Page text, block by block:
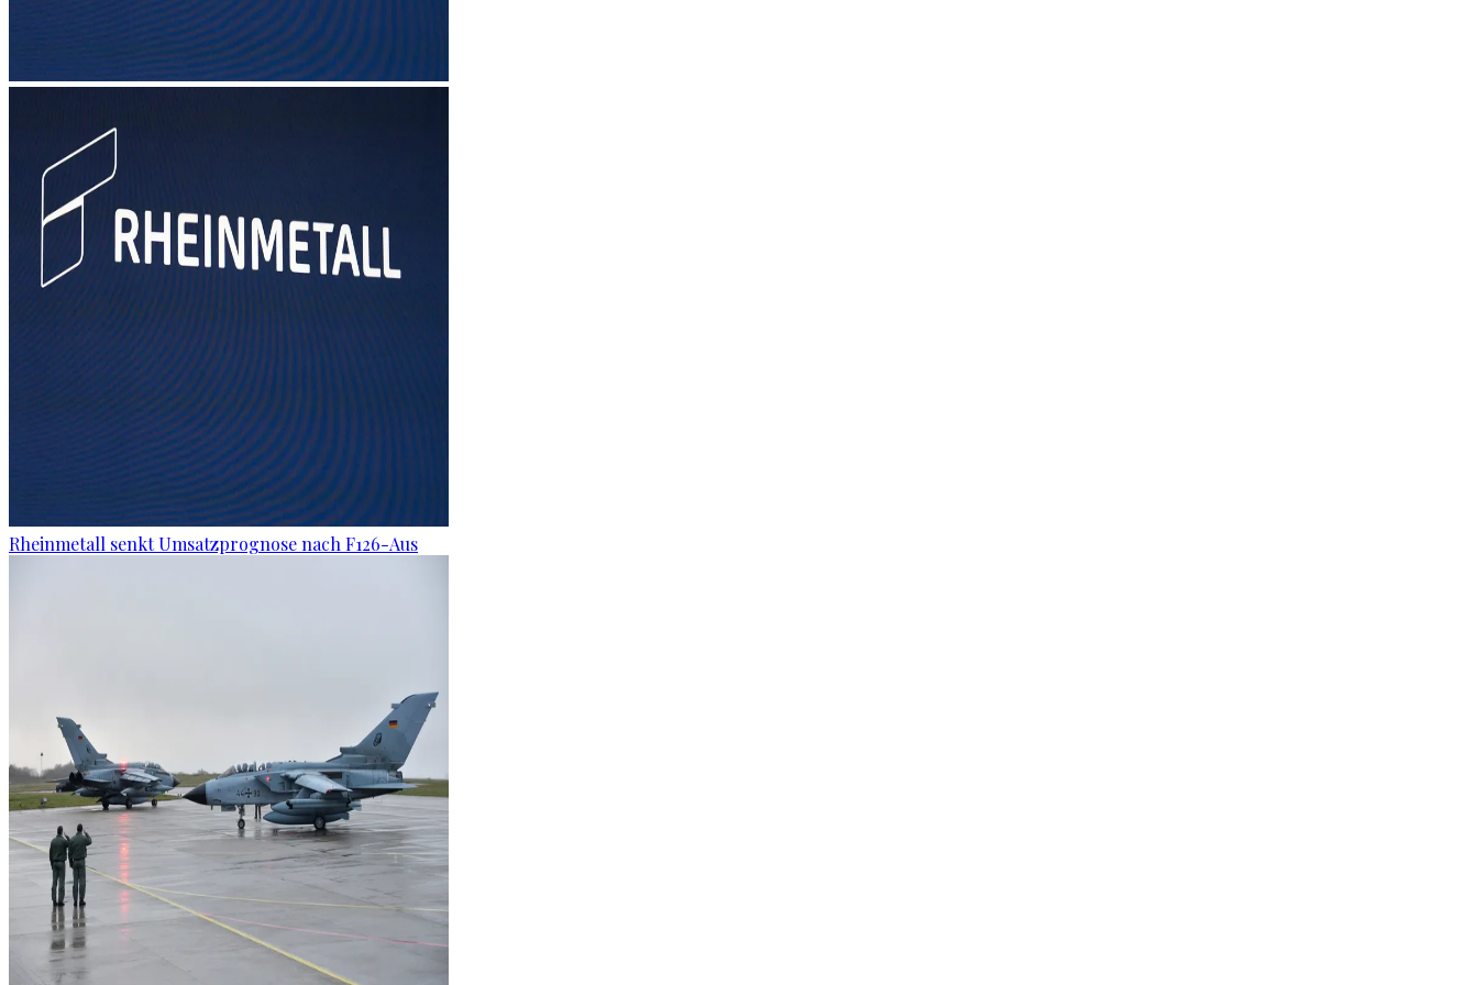
Rheinmetall senkt Umsatzprognose nach F126-Aus